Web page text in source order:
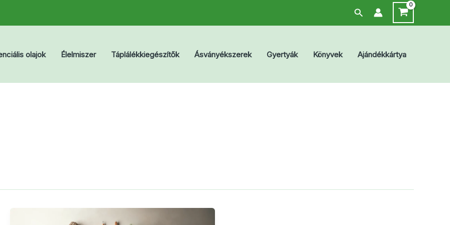
Search
olajok Élelmiszer Táplálékkiegészítők Ásványékszerek Gyertyák Könyvek Ajándékkártya